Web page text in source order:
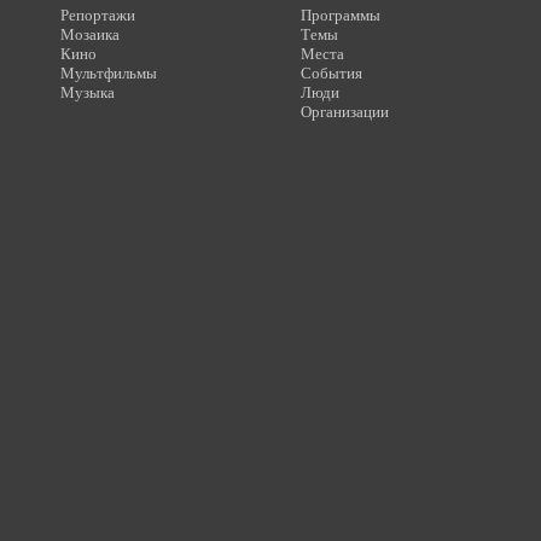
Репортажи
Мозаика
Кино
Мультфильмы
Музыка
Программы
Темы
Места
События
Люди
Организации